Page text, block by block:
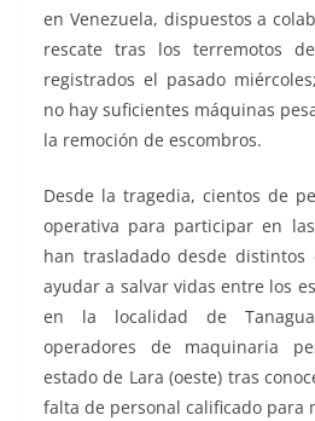
en Venezuela, dispuestos a
rescate tras los terremotos
registrados el pasado
no hay suficientes máquinas
la remoción de escombros.
Desde la tragedia, cientos de
operativa para participar en
han trasladado desde distintos
ayudar a salvar vidas entre los
en la localidad de
operadores de maquinaria
estado de Lara (oeste) tras
falta de personal calificado para